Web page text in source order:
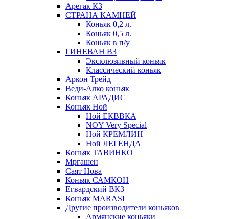
Арегак КЗ
СТРАНА КАМНЕЙ
Коньяк 0,2 л.
Коньяк 0,5 л.
Коньяк в п/у
ГИНЕВАН ВЗ
Эксклюзивный коньяк
Классический коньяк
Аркон Трейд
Веди-Алко коньяк
Коньяк АРАДИС
Коньяк Ной
Ной ЕКВВКА
NOY Very Special
Ной КРЕМЛИН
Ной ЛЕГЕНДА
Коньяк ТАВИНКО
Мргашен
Саят Нова
Коньяк САМКОН
Егвардский ВКЗ
Коньяк MARASI
Другие производители коньяков
Армянские коньяки